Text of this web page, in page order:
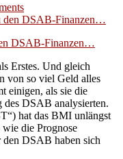
DSAB-Finanzen…
Erstes. Und gleich
von so viel Geld alles
einigen, als sie die
des DSAB analysierten.
hat das BMI unlängst
die Prognose
DSAB haben sich